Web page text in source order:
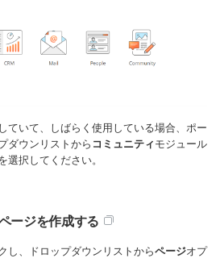
ていて、しばらく使用している場合、ポー
ダウンリストから コミュニティモジュール
択してください。
ージを作成する
し、ドロップダウンリストからページオプ